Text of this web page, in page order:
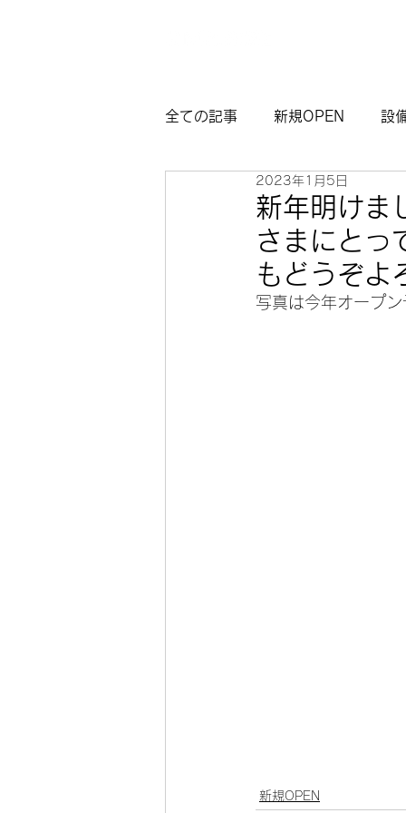
全ての記事 新規OPEN 設
マイグレ東京 お知らせ
観光モデルコース熱海 サ
新年明けま
さまにとっ
もどうぞよ
2023年1月5日
写真は今年オープ
新規OPEN